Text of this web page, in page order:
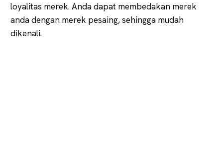
loyalitas merek. Anda dapat membedakan merek
anda dengan merek pesaing, sehingga mudah
dikenali.